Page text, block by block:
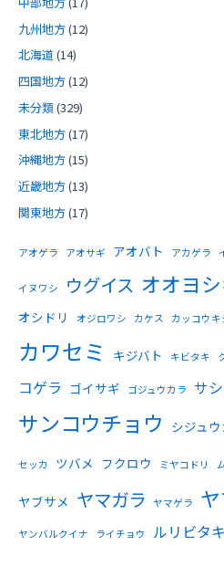
九州地方(12)
北海道 (14)
四国地方(12)
未分類(329)
東北地方(17)
沖縄地方(15)
近畿地方(13)
関東地方(17)
アオゲラ アオサギ アオバト アカゲラ
イヌワシ ウグイス オオヨ
オシドリ オジロワシ カケス カッコウキ
カワセミ キジバト キビタキ
コゲラ ゴイサギ ゴジュウカラ サ
サンコウチョウ シジュウ
セッカ ツバメ フクロウ ミヤコドリ
ヤブサメ ヤマガラ ヤマゲラ
ヤンバルクイナ ライチョウ ルリビタキ